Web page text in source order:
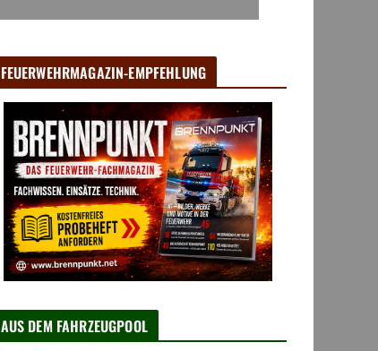
FEUERWEHRMAGAZIN-EMPFEHLUNG
AUS DEM FAHRZEUGPOOL